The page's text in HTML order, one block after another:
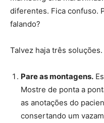
diferentes. Fica confuso.
falando?
Talvez haja três
Pare as montagens.
Mostre de ponta a
as anotações do
consertando um